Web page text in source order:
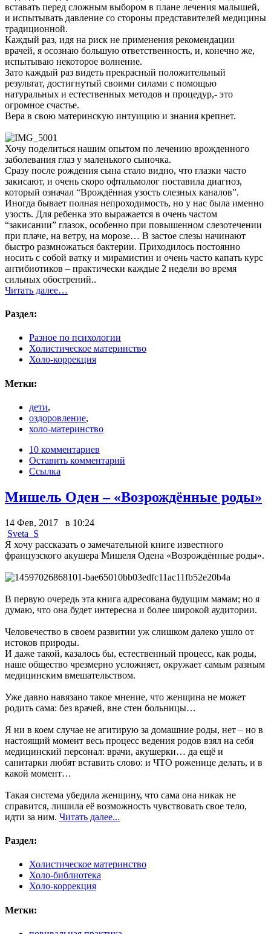
вставать перед сложным выбором в плане лечения малышей,
и испытывать давление со стороны представителей медицины
традиционной.
Каждый раз, идя на риск не применения рекомендации
врачей, я осознаю большую ответственность, и, конечно же,
испытываю некоторое волнение.
Зато каждый раз видеть прекрасный положительный
результат, достигнутый своими силами с помощью
натуральных и естественных методов и процедур,- это
огромное счастье.
Вера в свою материнскую интуицию и знания крепнет.
Хочу поделиться нашим опытом по лечению врожденного
заболевания глаз у маленького сыночка.
Сразу после рождения сына стало видно, что глазки часто
закисают, и очень скоро офтальмолог поставила диагноз,
который означал “Врождённая узость слезных каналов”.
Иногда бывает полная непроходимость, но у нас была именно
узость. Для ребенка это выражается в очень частом
“закисании” глазок, особенно при повышенном слезотечении
при плаче, на ветру, на морозе… В застое слезы начинают
быстро размножаться бактерии. Приходилось постоянно
носить с собой ватку и мирамистин и очень часто капать курс
антибиотиков – практически каждые 2 недели во время
сильных обострений..
Читать далее…
Раздел:
Разное по психологии
Холистическое материнство
Холо-коррекция
Метки:
дети,
оздоровление,
холо-материнство
10 комментариев
Оставить комментарий
Ссылка
Мишель Оден – «Возрождённые роды»
14 Фев, 2017 в 10:24
Sveta_S
Я хочу рассказать о замечательной книге известного
французского акушера Мишеля Одена «Возрождённые роды».
В первую очередь эта книга адресована будущим мамам; но я
думаю, что она будет интересна и более широкой аудитории.
Человечество в своем развитии уж слишком далеко ушло от
истоков природы.
И даже такой, казалось бы, естественный процесс, как роды,
наше общество чрезмерно усложняет, окружает самым разным
медицинским вмешательством.
Уже давно навязано такое мнение, что женщина не может
родить сама: без врачей, вне стен больницы…
Я ни в коем случае не агитирую за домашние роды, нет – но в
настоящий момент весь процесс ведения родов взял на себя
медицинский персонал: врачи, акушерки… да ещё и
санитарки любят вставить слово: и ЧТО роженице делать, и в
какой момент…
Такая система убедила женщину, что сама она никак не
справится, лишила её возможность чувствовать свое тело,
идти за ним. Читать далее...
Раздел:
Холистическое материнство
Холо-библиотека
Холо-коррекция
Метки: